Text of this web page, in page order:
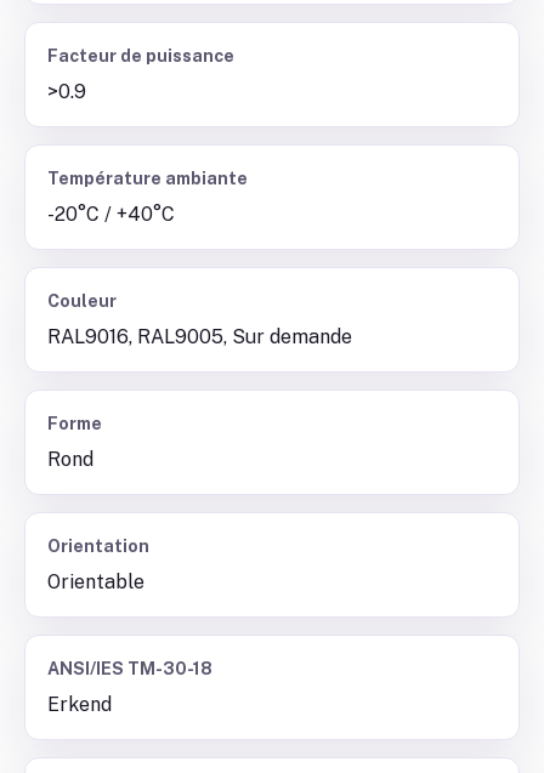
Facteur de puissance
>0.9
Température ambiante
-20°C / +40°C
Couleur
RAL9016, RAL9005, Sur demande
Forme
Rond
Orientation
Orientable
ANSI/IES TM-30-18
Erkend